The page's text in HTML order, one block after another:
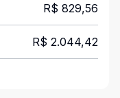
R$ 829,56
R$ 2.044,42